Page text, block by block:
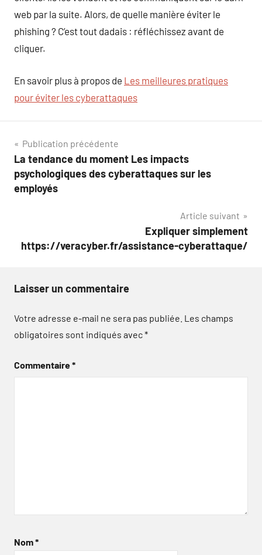
web par la suite. Alors, de quelle manière éviter le
phishing ? C’est tout dadais : réfléchissez avant de
cliquer.
En savoir plus à propos de Les meilleures pratiques
pour éviter les cyberattaques
Navigation
de
l’article
Publication précédente
La tendance du moment Les impacts
psychologiques des cyberattaques sur les
employés
Article suivant
Expliquer simplement
https://veracyber.fr/assistance-cyberattaque/
Laisser un commentaire
Votre adresse e-mail ne sera pas publiée. Les champs
obligatoires sont indiqués avec*
Commentaire*
Nom*